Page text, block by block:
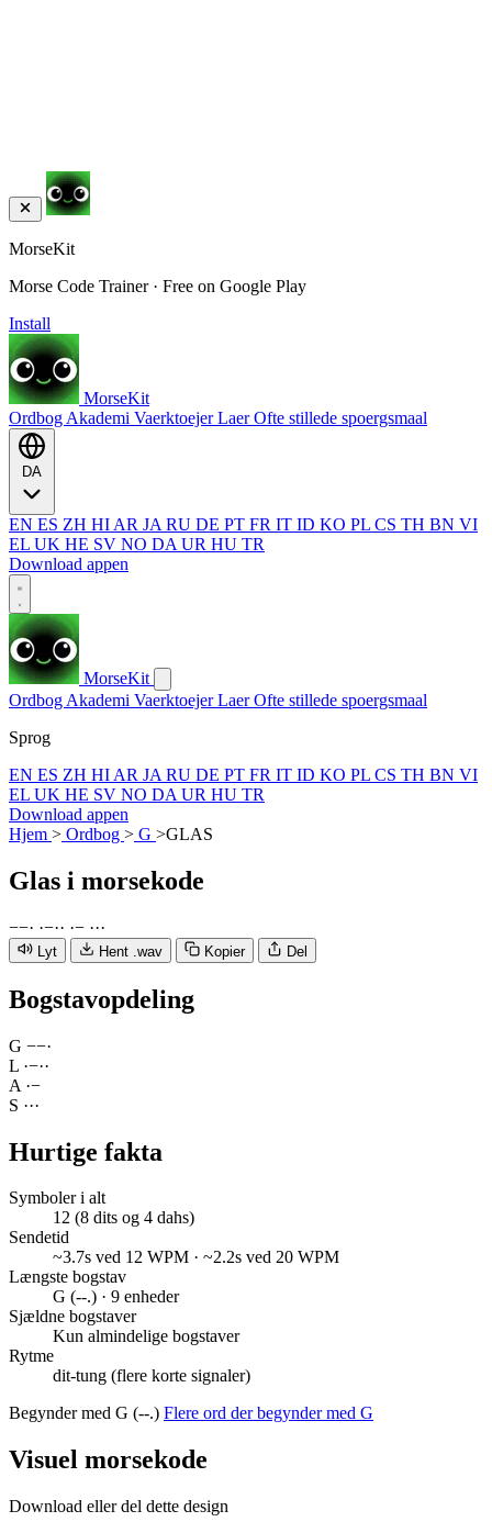
MorseKit
Morse Code Trainer · Free on Google Play
Install
MorseKit
Ordbog Akademi VaerktoejerLaerOfte stillede spoergsmaal
EN ES ZH HI AR JA RU DE PT FR IT ID KO PL CS TH BN VI
EL UK HE SV NO DA UR HU TR
Download appen
MorseKit
Ordbog Akademi VaerktoejerLaerOfte stillede spoergsmaal
Sprog
EN ES ZH HI AR JA RU DE PT FR IT ID KO PL CS TH BN VI
EL UK HE SV NO DA UR HU TR
Download appen
Hjem > Ordbog > G >GLAS
Glas i morsekode
−−· ·−·· ·− ···
Lyt Hent .wav Kopier Del
Bogstavopdeling
G −−·
L ·−··
A ·−
S ···
Hurtige fakta
Symboler i alt
12 (8 dits og 4 dahs)
Sendetid
~3.7s ved 12 WPM · ~2.2s ved 20 WPM
Længste bogstav
G (--.) · 9 enheder
Sjældne bogstaver
Kun almindelige bogstaver
Rytme
dit-tung (flere korte signaler)
Begynder med G (--.) Flere ord der begynder med G
Visuel morsekode
Download eller del dette design